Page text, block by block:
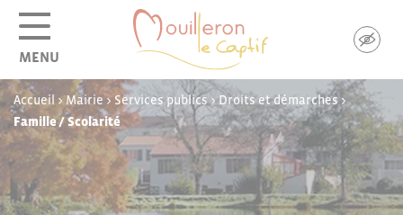
MENU
Accueil >Mairie> Services publics>Droits et démarches>
Famille / Scolarité
Panneau de gestion des cookies